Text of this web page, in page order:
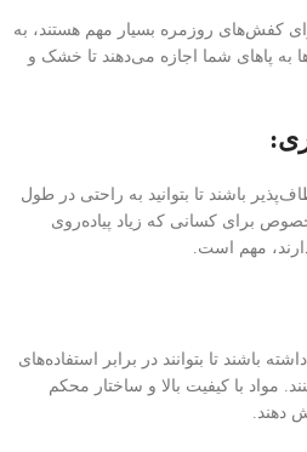
کفش‌های روزمره بسیار مهم هستند، به
به پاهای شما اجازه می‌دهند تا خشک و
باشند تا بتوانید به راحتی در طول
برای کسانی که زیاد پیاده‌روی
مهم است.
باشند تا بتوانند در برابر استفاده‌های
مواد با کیفیت بالا و ساختار محکم
دهند.